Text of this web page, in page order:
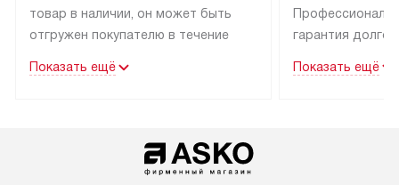
товар в наличии, он может быть
отгружен покупателю в течение
оплачивается дополнительно.
Возможна доставка товаров
Показать ещё
гарантия
Показать ещё